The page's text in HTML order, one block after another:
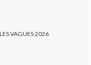
VAGUES 2026